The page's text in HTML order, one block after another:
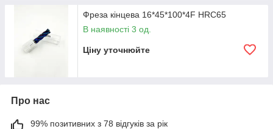
Фреза кінцева 16*45*100*4F HRC65
В наявності 3 од.
Ціну уточнюйте
Про нас
99% позитивних з 78 відгуків за рік